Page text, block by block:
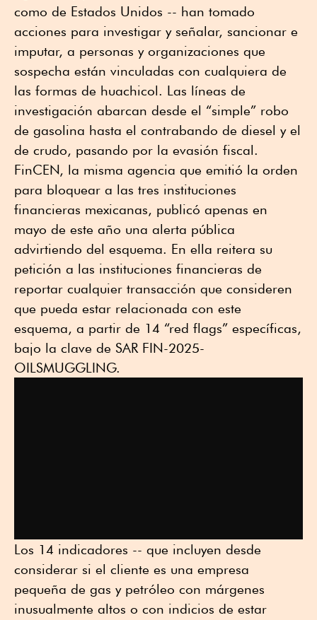
como de Estados Unidos -- han tomado
acciones para investigar y señalar, sancionar e
imputar, a personas y organizaciones que
sospecha están vinculadas con cualquiera de
las formas de huachicol. Las líneas de
investigación abarcan desde el “simple” robo
de gasolina hasta el contrabando de diesel y el
de crudo, pasando por la evasión fiscal.
FinCEN, la misma agencia que emitió la orden
para bloquear a las tres instituciones
financieras mexicanas, publicó apenas en
mayo de este año una alerta pública
advirtiendo del esquema. En ella reitera su
petición a las instituciones financieras de
reportar cualquier transacción que consideren
que pueda estar relacionada con este
esquema, a partir de 14 “red flags” específicas,
bajo la clave de SAR FIN-2025-
OILSMUGGLING.
Los 14 indicadores -- que incluyen desde
considerar si el cliente es una empresa
pequeña de gas y petróleo con márgenes
inusualmente altos o con indicios de estar